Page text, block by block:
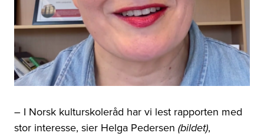
– I Norsk kulturskoleråd har vi lest rapporten med
stor interesse, sier Helga Pedersen (bildet),